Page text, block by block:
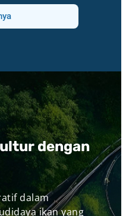
dengan
dalam
ikan yang